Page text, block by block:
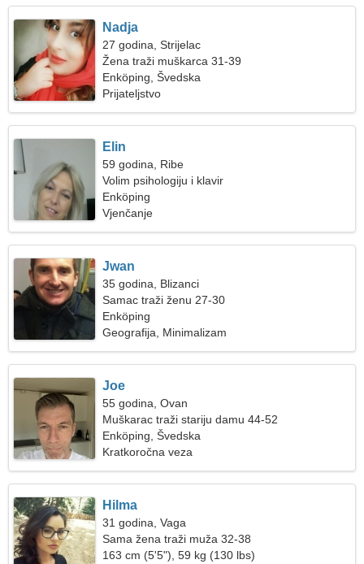
Nadja
27 godina, Strijelac
Žena traži muškarca 31-39
Enköping, Švedska
Prijateljstvo
Elin
59 godina, Ribe
Volim psihologiju i klavir
Enköping
Vjenčanje
Jwan
35 godina, Blizanci
Samac traži ženu 27-30
Enköping
Geografija, Minimalizam
Joe
55 godina, Ovan
Muškarac traži stariju damu 44-52
Enköping, Švedska
Kratkoročna veza
Hilma
31 godina, Vaga
Sama žena traži muža 32-38
163 cm (5'5"), 59 kg (130 lbs)